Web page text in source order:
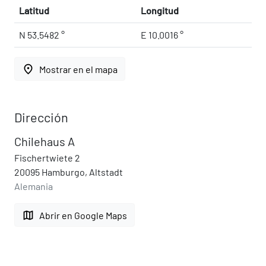
Latitud Longitud
N 53.5482 ° E 10.0016 °
place Mostrar en el mapa
Dirección
Chilehaus A
Fischertwiete 2
20095 Hamburgo, Altstadt
Alemania
map Abrir en Google Maps